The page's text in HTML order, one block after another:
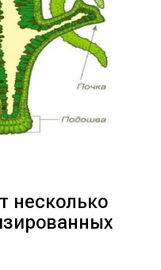
несколько